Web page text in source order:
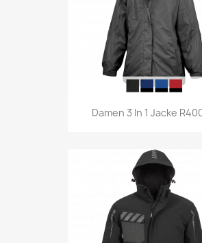
Damen 3 In 1 Jacke